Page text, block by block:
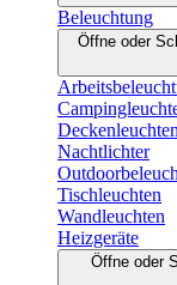
Beleuchtung
Öffne oder
Deckenleuchten
Nachtlichter
Tischleuchten
Wandleuchten
Heizgeräte
Öffne oder